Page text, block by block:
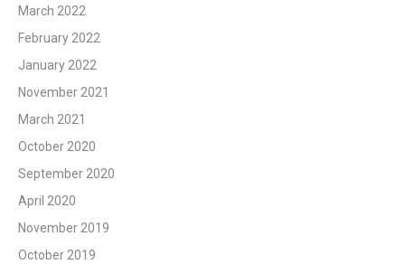
March 2022
February 2022
January 2022
November 2021
March 2021
October 2020
September 2020
April 2020
November 2019
October 2019